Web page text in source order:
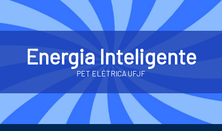
Energia Inteligente
PET ELÉTRICA UFJF